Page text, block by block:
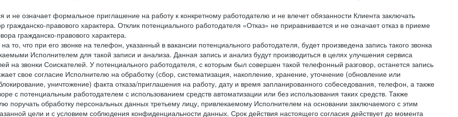
не означает формальное приглашение на работу к конкретному работодателю и не влечет обязанности Клиента заключать
гражданско-правового характера. Отклик потенциального работодателя «Отказ» не приравнивается и не означает отказ в приеме
гражданско-правового характера.
то, что при его звонке на телефон, указанный в вакансии потенциального работодателя, будет произведена запись такого звонка
Исполнителем для такой записи и анализа. Данная запись и анализ будут производиться в целях улучшения сервиса
на звонки Соискателей. У потенциального работодателя, с которым был совершен такой телефонный разговор, останется запись
свое согласие Исполнителю на обработку (сбор, систематизация, накопление, хранение, уточнение (обновление или
уничтожение) факта отказа/приглашения на работу, дату и время запланированного собеседования, телефон, а также
с потенциальным работодателем с использованием средств автоматизации или без использования таких средств. Также
поручать обработку персональных данных третьему лицу, привлекаемому Исполнителем на основании заключаемого с этим
цели и с условием соблюдения конфиденциальности данных. Срок действия настоящего согласия действует до момента